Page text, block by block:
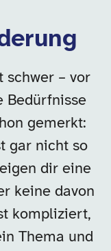
schwer – vor
Bedürfnisse
gemerkt:
gar nicht so
dir eine
keine davon
kompliziert,
Thema und